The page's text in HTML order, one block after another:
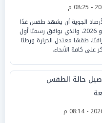
الجوية أن يشهد طقس غدًا
الأحد، الموافق 21 يونيو 2026، والذي يوافق رسميًا أول
طقسًا معتدل الحرارة ورطبًا
على كافة الأنحاء.
حالة الطقس